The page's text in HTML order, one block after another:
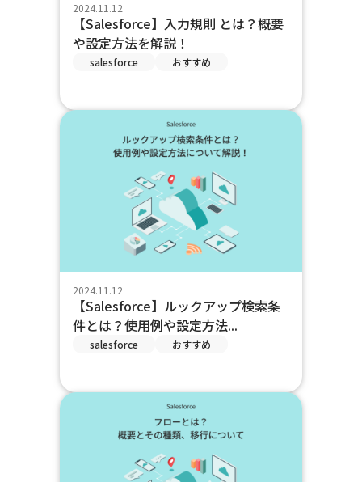
2024.11.12
【Salesforce】入力規則 とは？概要
や設定方法を解説！
salesforce おすすめ
2024.11.12
【Salesforce】ルックアップ検索条
件とは？使用例や設定方法...
salesforce おすすめ